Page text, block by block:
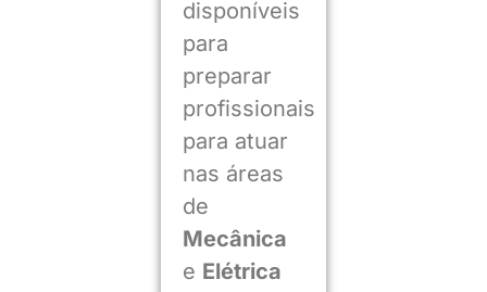
disponíveis
para
preparar
profissionais
para atuar
nas áreas
de
Mecânica
e Elétrica